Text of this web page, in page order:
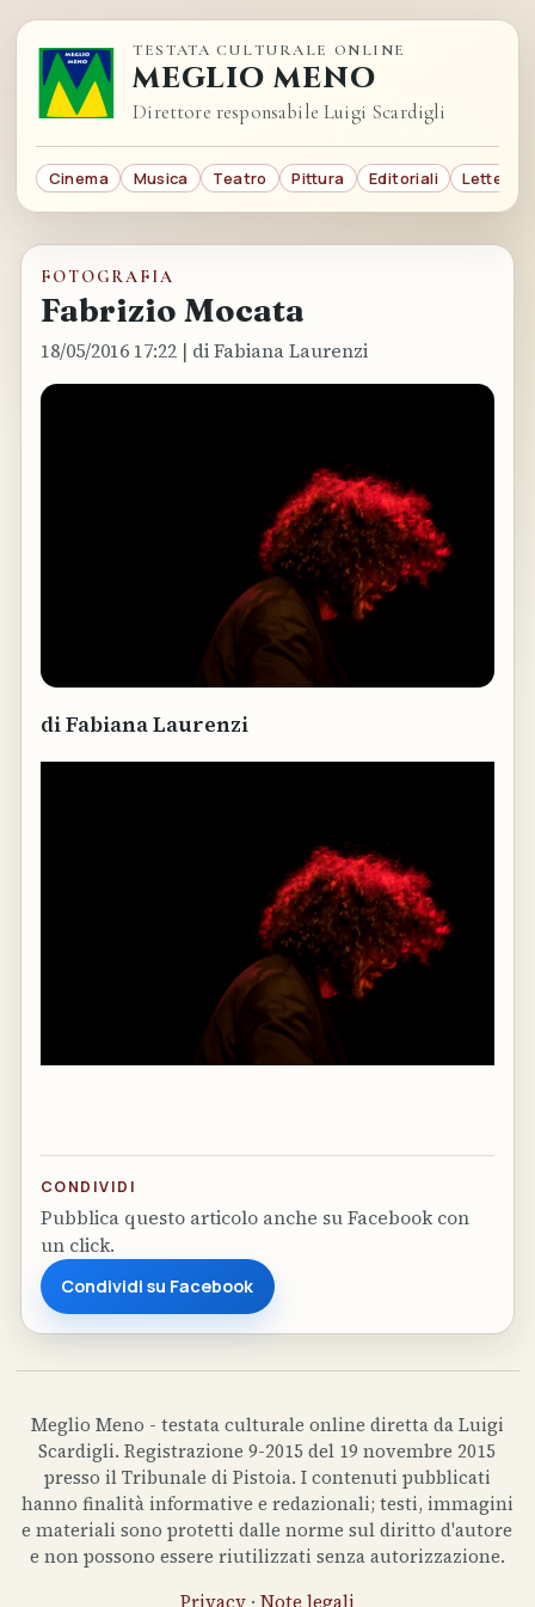
TESTATA CULTURALE ONLINE
MEGLIO MENO
Direttore responsabile Luigi Scardigli
Cinema Musica Teatro Pittura Editoriali
FOTOGRAFIA
Fabrizio Mocata
18/05/2016 17:22 | di Fabiana Laurenzi
di Fabiana Laurenzi
CONDIVIDI
Pubblica questo articolo anche su Facebook con
un click.
Condividi su Facebook
Meglio Meno - testata culturale online diretta da Luigi
Scardigli. Registrazione 9-2015 del 19 novembre 2015
presso il Tribunale di Pistoia. I contenuti pubblicati
hanno finalità informative e redazionali; testi, immagini
e materiali sono protetti dalle norme sul diritto d'autore
e non possono essere riutilizzati senza autorizzazione.
Privacy· Note legali